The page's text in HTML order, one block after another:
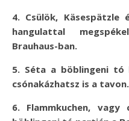
4. Csülök,
hangulattal
Brauhaus-ban.
5. Séta a böblingeni tó
csónakázhatsz is a tavon.
6. Flammkuchen,